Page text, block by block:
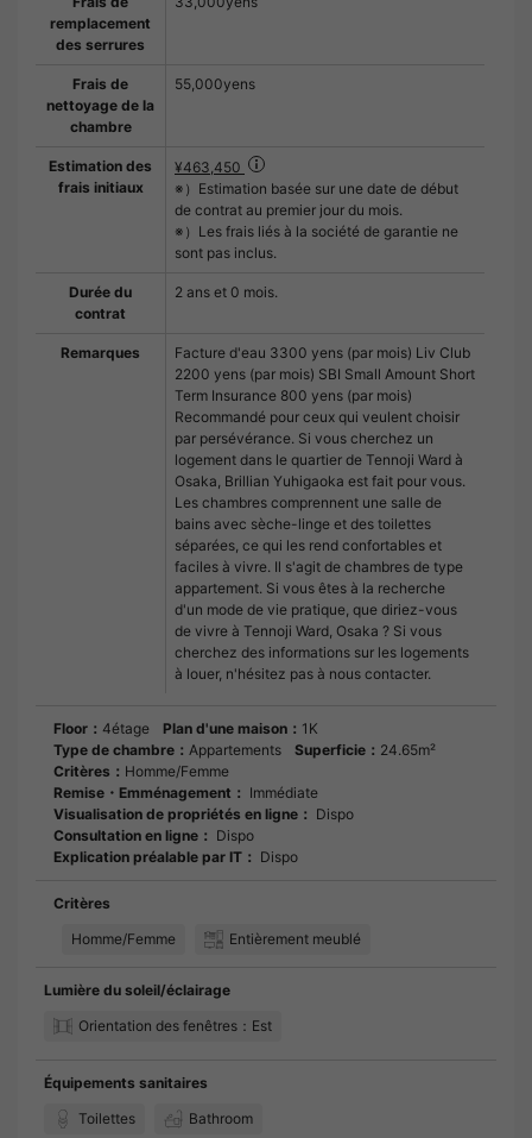
remplacement
des serrures
Frais de
nettoyage de la
chambre
55,000yens
Estimation des
frais initiaux
¥463,450
※）Estimation basée sur une date de début
de contrat au premier jour du mois.
※）Les frais liés à la société de garantie ne
sont pas inclus.
Durée du
contrat
2 ans et 0 mois.
Remarques
Facture d'eau 3300 yens (par mois) Liv Club
2200 yens (par mois) SBI Small Amount Short
Term Insurance 800 yens (par mois)
Recommandé pour ceux qui veulent choisir
par persévérance. Si vous cherchez un
logement dans le quartier de Tennoji Ward à
Osaka, Brillian Yuhigaoka est fait pour vous.
Les chambres comprennent une salle de
bains avec sèche-linge et des toilettes
séparées, ce qui les rend confortables et
faciles à vivre. Il s'agit de chambres de type
appartement. Si vous êtes à la recherche
d'un mode de vie pratique, que diriez-vous
de vivre à Tennoji Ward, Osaka ? Si vous
cherchez des informations sur les logements
à louer, n'hésitez pas à nous contacter.
Floor： 4étage Plan d'une maison： 1K
Type de chambre： Appartements Superficie： 24.65m²
Critères： Homme/Femme
Remise・Emménagement： Immédiate
Visualisation de propriétés en ligne： Dispo
Consultation en ligne： Dispo
Explication préalable par IT： Dispo
Critères
Homme/Femme
Entièrement meublé
Lumière du soleil/éclairage
Orientation des fenêtres：Est
Équipements sanitaires
Toilettes
Bathroom